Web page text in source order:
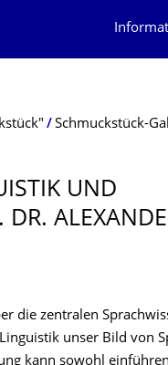
Schmuckstück-
UND
DR.
die zentralen
unser Bild von
kann sowohl